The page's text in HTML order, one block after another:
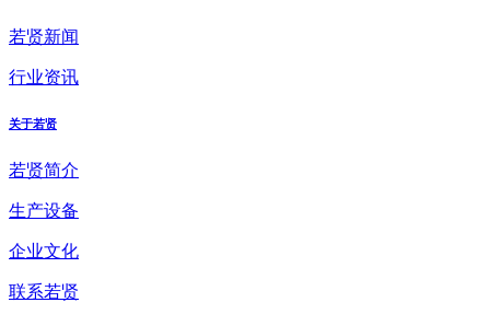
若贤新闻
行业资讯
关于若贤
若贤简介
生产设备
企业文化
联系若贤